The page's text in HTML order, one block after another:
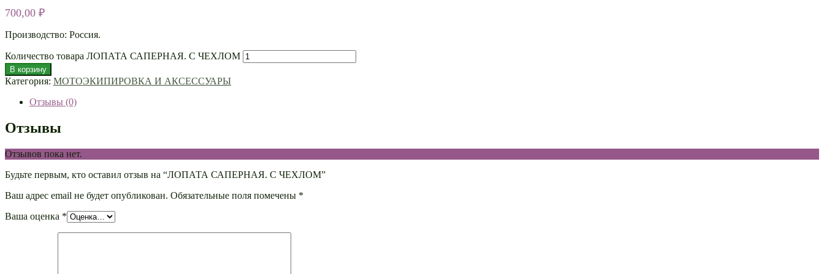
700,00 ₽
Производство: Россия.
Количество товара ЛОПАТА САПЕРНАЯ. С ЧЕХЛОМ
В корзину
Категория: МОТОЭКИПИРОВКА И АКСЕССУАРЫ
Отзывы (0)
Отзывы
Отзывов пока нет.
Будьте первым, кто оставил отзыв на “ЛОПАТА САПЕРНАЯ. С ЧЕХЛОМ”
Ваш адрес email не будет опубликован. Обязательные поля помечены *
Ваша оценка *